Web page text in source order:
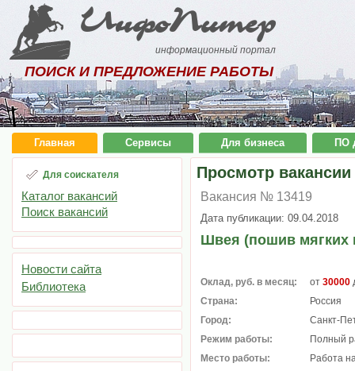
ИнфоПитер
информационный портал
ПОИСК И ПРЕДЛОЖЕНИЕ РАБОТЫ
Главная Сервисы Для бизнеса ПО
Для соискателя
Каталог вакансий
Поиск вакансий
Новости сайта
Библиотека
Просмотр вакансии
Вакансия № 13419
Дата публикации: 09.04.2018
Швея (пошив мягких
Оклад, руб. в месяц: от 30000
Страна:
Россия
Город:
Санкт-
Режим работы:
Полный
Место работы:
Работа